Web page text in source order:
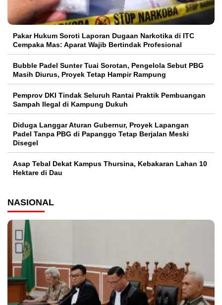
Pakar Hukum Soroti Laporan Dugaan Narkotika di ITC
Cempaka Mas: Aparat Wajib Bertindak Profesional
Bubble Padel Sunter Tuai Sorotan, Pengelola Sebut PBG
Masih Diurus, Proyek Tetap Hampir Rampung
Pemprov DKI Tindak Seluruh Rantai Praktik Pembuangan
Sampah Ilegal di Kampung Dukuh
Diduga Langgar Aturan Gubernur, Proyek Lapangan
Padel Tanpa PBG di Papanggo Tetap Berjalan Meski
Disegel
Asap Tebal Dekat Kampus Thursina, Kebakaran Lahan 10
Hektare di Dau
NASIONAL